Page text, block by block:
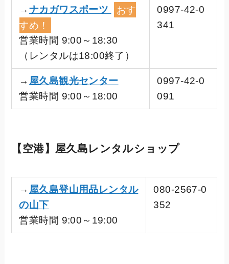
→ ナカガワスポーツ
おす
すめ！
営業時間 9:00～18:30
（レンタルは18:00終了）
0997-42-0
341
→ 屋久島観光センター
営業時間 9:00～18:00
0997-42-0
091
【空港】屋久島レンタルショップ
→ 屋久島登山用品レンタル
の山下
営業時間 9:00～19:00
080-2567-0
352